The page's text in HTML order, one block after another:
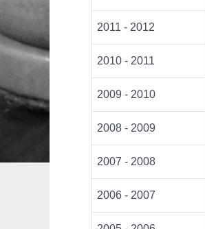
2011 - 2012
2010 - 2011
2009 - 2010
2008 - 2009
2007 - 2008
2006 - 2007